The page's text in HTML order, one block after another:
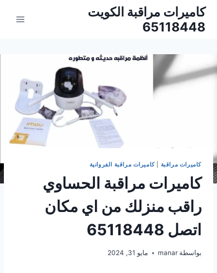
التجاوز
المحتوى
كاميرات مراقبة الكويت
65118448
كاميرات مراقبة |كاميرات مراقبة الفروانية
كاميرات مراقبة الحساوي
راقب منزلك من اي مكان
اتصل 65118448
بواسطة manar مايو 31, 2024